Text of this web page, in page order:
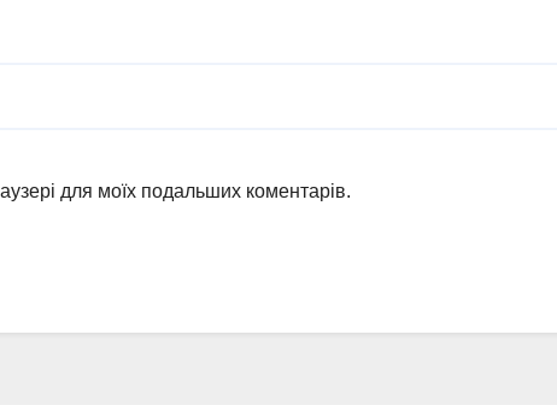
для моїх подальших коментарів.